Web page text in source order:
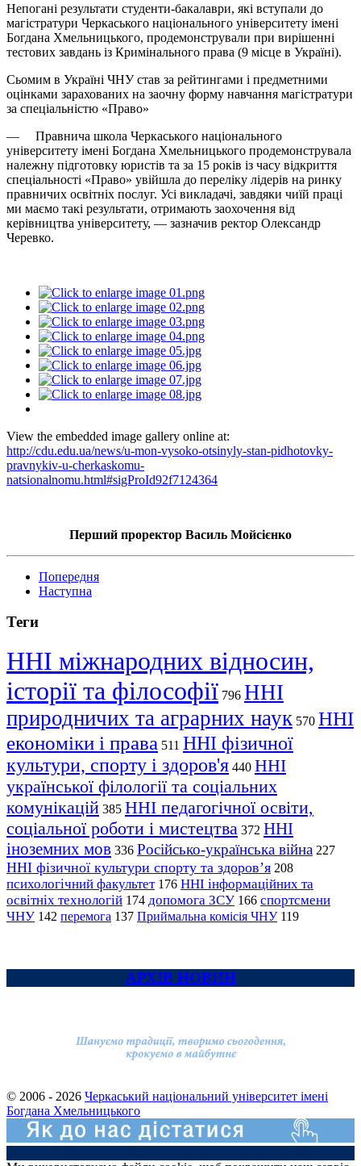
Непогані результати студенти-бакалаври, які вступали до
магістратури Черкаського національного університету імені
Богдана Хмельницького, продемонстрували при вирішенні
тестових завдань із Кримінального права (9 місце в Україні).
Сьомим в Україні ЧНУ став за рейтингами і предметними
оцінками зарахованих на заочну форму навчання магістратури
за спеціальністю «Право»
— Правнича школа Черкаського національного
університету імені Богдана Хмельницького продемонструвала
належну підготовку юристів та за 15 років із часу відкриття
спеціальності «Право» увійшла до переліку лідерів на ринку
правничих освітніх послуг. Усі викладачі, завдяки чиїй праці
ми маємо такі результати, отримають заохочення від
керівництва університету, — зазначив ректор Олександр
Черевко.
View the embedded image gallery online at:
http://cdu.edu.ua/news/u-mon-vysoko-otsinyly-stan-pidhotovky-
pravnykiv-u-cherkaskomu-
natsionalnomu.html#sigProId92f7124364
Перший проректор Василь Мойсієнко
Попередня
Наступна
Теги
ННІ міжнародних відносин,
історії та філософії 796 ННІ
природничих та аграрних наук 570 ННІ
економіки і права 511 ННІ фізичної
культури, спорту і здоров'я 440 ННІ
української філології та соціальних
комунікацій 385 ННІ педагогічної освіти,
соціальної роботи і мистецтва 372 ННІ
іноземних мов 336 Російсько-українська війна 227
ННІ фізичної культури спорту та здоров’я 208
психологічний факультет 176 ННІ інформаційних та
освітніх технологій 174 допомога ЗСУ 166 спортсмени
ЧНУ 142 перемога 137 Приймальна комісія ЧНУ 119
АРХІВ НОВИН
© 2006 - 2026 Черкаський національний університет імені
Богдана Хмельницького